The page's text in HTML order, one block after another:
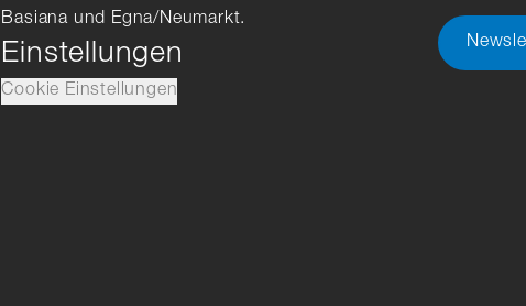
Basiana und Egna/Neumarkt.
Einstellungen
Cookie Einstellungen